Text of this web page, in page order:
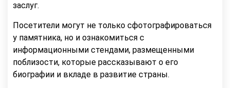
заслуг.
Посетители могут не только сфотографироваться
у памятника, но и ознакомиться с
информационными стендами, размещенными
поблизости, которые рассказывают о его
биографии и вкладе в развитие страны.